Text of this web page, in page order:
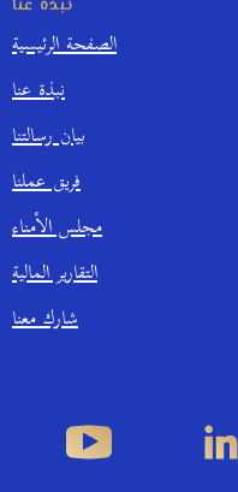
نبذة عنا
الصفحة الرئيسية
نبذة عنا
بيان رسالتنا
فريق عملنا
مجلس الأمناء
التقارير المالية
شارك معنا